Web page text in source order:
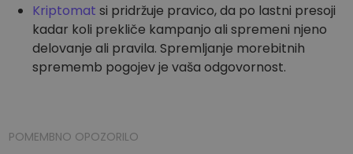
Kriptomat si pridržuje pravico, da po lastni presoji
kadar koli prekliče kampanjo ali spremeni njeno
delovanje ali pravila. Spremljanje morebitnih
sprememb pogojev je vaša odgovornost.
POMEMBNO OPOZORILO